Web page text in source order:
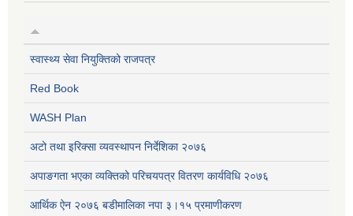
स्वास्थ्य सेवा नियुक्तिको राजपत्र
Red Book
WASH Plan
अटो तथा इरिक्सा व्यवस्थापन निर्देशिका २०७६
अपाङगता भएका व्यक्तिको परिचयपत्र वितरण कार्यविधि २०७६
आर्थिक ऐन २०७६ बडीमालिका नपा ३।१५ प्रमाणीकरण